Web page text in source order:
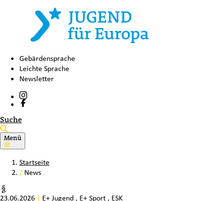
Gebärdensprache
Leichte Sprache
Newsletter
Suche
Menü
Startseite
/ News
23.06.2026 | E+ Jugend , E+ Sport , ESK